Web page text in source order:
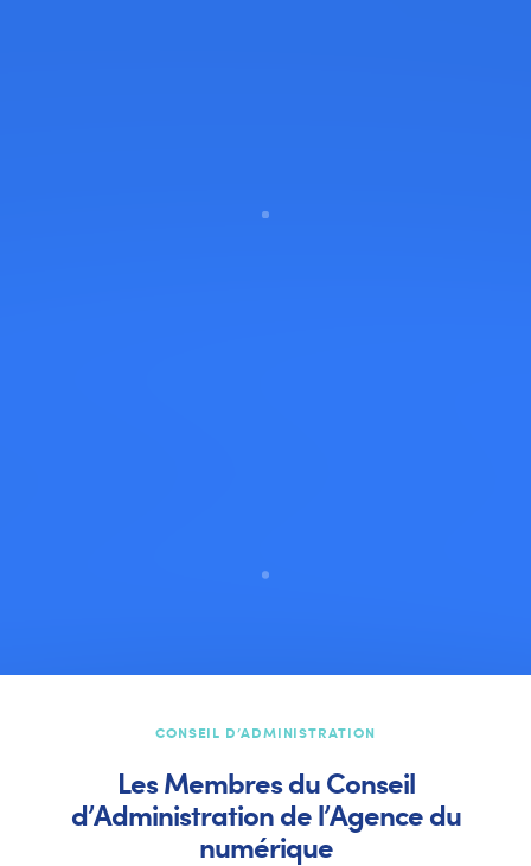
CONSEIL D’ADMINISTRATION
Les Membres du Conseil
d’Administration de l’Agence du
numérique